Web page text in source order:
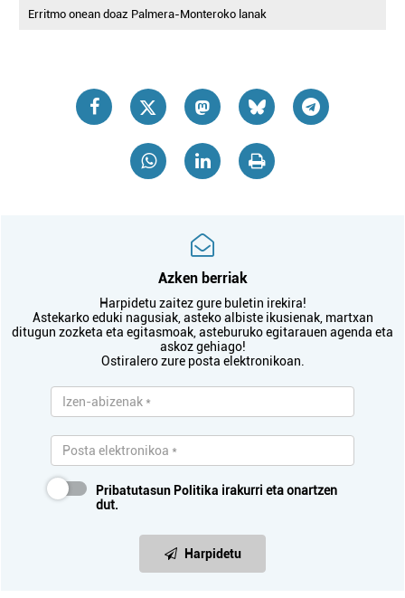
Erritmo onean doaz Palmera-Monteroko lanak
Azken berriak
Harpidetu zaitez gure buletin irekira!
Astekarko eduki nagusiak, asteko albiste ikusienak, martxan
ditugun zozketa eta egitasmoak, asteburuko egitarauen agenda eta
askoz gehiago!
Ostiralero zure posta elektronikoan.
Pribatutasun Politika irakurri eta onartzen
dut.
Harpidetu